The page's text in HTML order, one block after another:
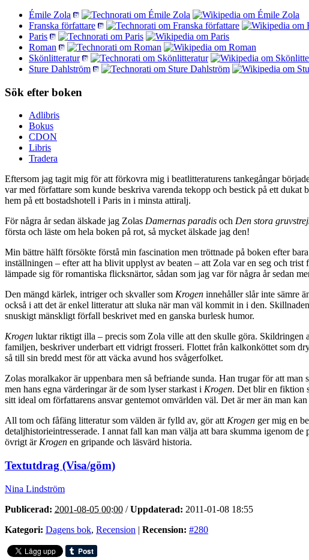
Émile Zola
Franska författare
Paris
Roman
Skönlitteratur
Sture Dahlström
Sök efter boken
Adlibris
Bokus
CDON
Libris
Tradera
Eftersom jag tagit mig för att förkovra mig i beatlitteraturens tankegångar
var med författare som kunde beskriva varenda tekopp och bestick på ett
hem på ett bostadshotell i Paris in i minsta attiralj.
För några år sedan älskade jag Zolas Damernas paradis och Den stora
första och läste om hela boken på rot, så mycket älskade jag den!
Min bättre hälft försökte förstå min fascination men tröttnade på boken efter
inställningen – efter att ha blivit upplyst av beaten – att Zola var en seg och
lämpade sig för romantiska flicksnärtor, sådan som jag var för några år sedan
Den mängd kärlek, intriger och skvaller som Krogen innehåller slår inte sämre
också i att det är enkel litteratur att sluka när man väl kommit in i den.
snuskigt mänskligt förfall beskrivet med en ganska burlesk humor.
Krogen luktar riktigt illa – precis som Zola ville att den skulle göra.
familjen, beskriver underbart ett vidrigt frosseri. Flottet från kalkonköttet som
så till sin bredd mest för att väcka avund hos svågerfolket.
Zolas moralkakor är uppenbara men så befriande sunda. Han trugar för att
men hans egna värderingar är de som lyser starkast i Krogen. Det blir en fiktion
sitt ideal om författarens ansvar gentemot omvärlden väl. Det är mer än man
All tom och fåfäng litteratur som välden är fylld av, gör att Krogen ger mig en
detaljhistorieintresserade. I annat fall kan man välja att bara skumma igenom
övrigt är Krogen en gripande och läsvärd historia.
Textutdrag (Visa/göm)
Nina Lindström
Publicerad: 2001-08-05 00:00 /Uppdaterad: 2011-01-08 18:55
Kategori: Dagens bok, Recension | Recension: #280